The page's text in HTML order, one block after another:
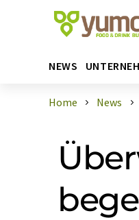
NEWS
Home News